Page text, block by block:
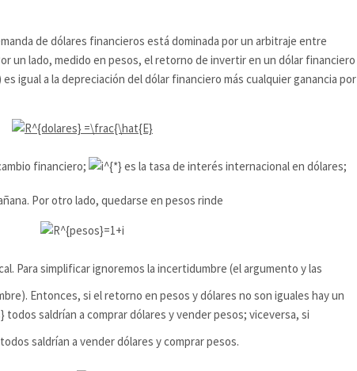
de dólares financieros está dominada por un arbitraje entre
un lado, medido en pesos, el retorno de invertir en un dólar financiero
igual a la depreciación del dólar financiero más cualquier ganancia por
financiero; es la tasa de interés internacional en dólares;
Por otro lado, quedarse en pesos rinde
Para simplificar ignoremos la incertidumbre (el argumento y las
Entonces, si el retorno en pesos y dólares no son iguales hay un
todos saldrían a comprar dólares y vender pesos; viceversa, si
saldrían a vender dólares y comprar pesos.